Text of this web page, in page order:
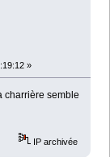
»
charrière semble
IP archivée